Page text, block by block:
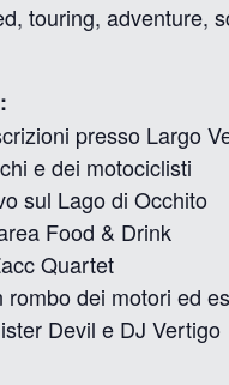
touring, adventure,
presso Largo
e dei motociclisti
sul Lago di Occhito
Food & Drink
Quartet
rombo dei motori ed
Devil e DJ Vertigo